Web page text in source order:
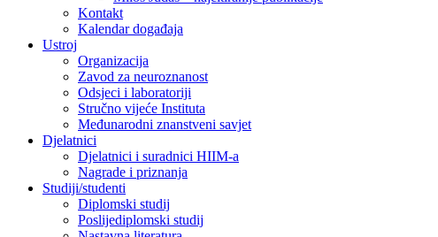
Kontakt
Kalendar događaja
Ustroj
Organizacija
Zavod za neuroznanost
Odsjeci i laboratoriji
Stručno vijeće Instituta
Međunarodni znanstveni savjet
Djelatnici
Djelatnici i suradnici HIIM-a
Nagrade i priznanja
Studiji/studenti
Diplomski studij
Poslijediplomski studij